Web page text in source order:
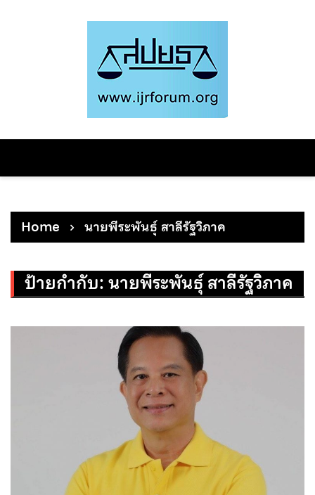
Home นายพีระพันธุ์ สาลีรัฐวิภาค
ป้ายกำกับ:นายพีระพันธุ์ สาลีรัฐวิภาค